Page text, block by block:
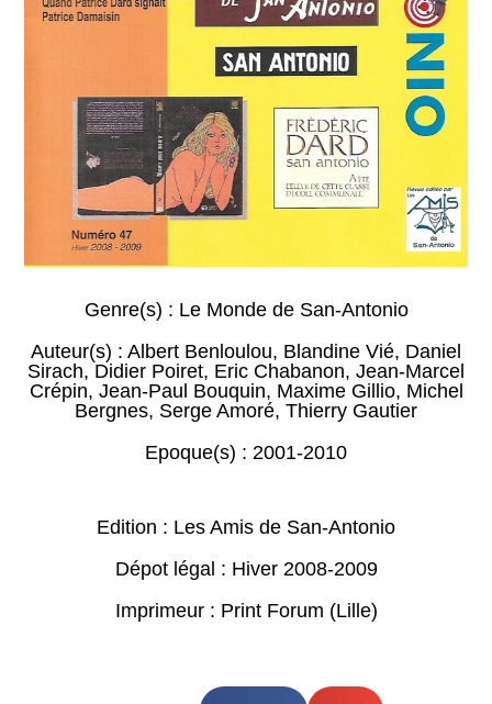
Genre(s) : Le Monde de San-Antonio
Auteur(s) : Albert Benloulou, Blandine Vié, Daniel
Sirach, Didier Poiret, Eric Chabanon, Jean-Marcel
Crépin, Jean-Paul Bouquin, Maxime Gillio, Michel
Bergnes, Serge Amoré, Thierry Gautier
Epoque(s) : 2001-2010
Edition : Les Amis de San-Antonio
Dépot légal : Hiver 2008-2009
Imprimeur : Print Forum (Lille)